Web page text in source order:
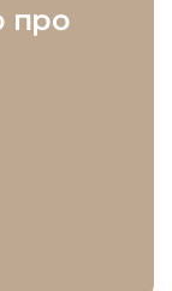
про